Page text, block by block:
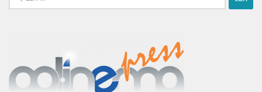
untuk: